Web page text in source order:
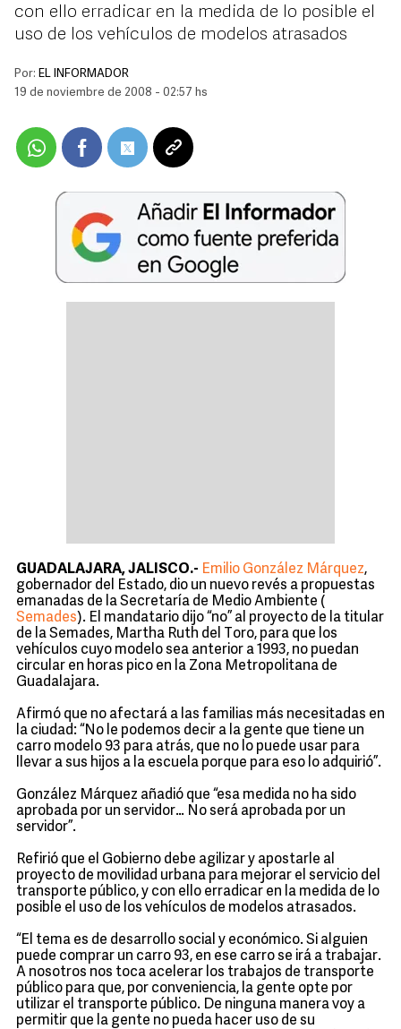
con ello erradicar en la medida de lo posible el
uso de los vehículos de modelos atrasados
Por: EL INFORMADOR
19 de noviembre de 2008 - 02:57 hs
GUADALAJARA, JALISCO.- Emilio González Márquez,
gobernador del Estado, dio un nuevo revés a propuestas
emanadas de la Secretaría de Medio Ambiente (
Semades). El mandatario dijo “no” al proyecto de la titular
de la Semades, Martha Ruth del Toro, para que los
vehículos cuyo modelo sea anterior a 1993, no puedan
circular en horas pico en la Zona Metropolitana de
Guadalajara.
Afirmó que no afectará a las familias más necesitadas en
la ciudad: “No le podemos decir a la gente que tiene un
carro modelo 93 para atrás, que no lo puede usar para
llevar a sus hijos a la escuela porque para eso lo adquirió”.
González Márquez añadió que “esa medida no ha sido
aprobada por un servidor… No será aprobada por un
servidor”.
Refirió que el Gobierno debe agilizar y apostarle al
proyecto de movilidad urbana para mejorar el servicio del
transporte público, y con ello erradicar en la medida de lo
posible el uso de los vehículos de modelos atrasados.
“El tema es de desarrollo social y económico. Si alguien
puede comprar un carro 93, en ese carro se irá a trabajar.
A nosotros nos toca acelerar los trabajos de transporte
público para que, por conveniencia, la gente opte por
utilizar el transporte público. De ninguna manera voy a
permitir que la gente no pueda hacer uso de su